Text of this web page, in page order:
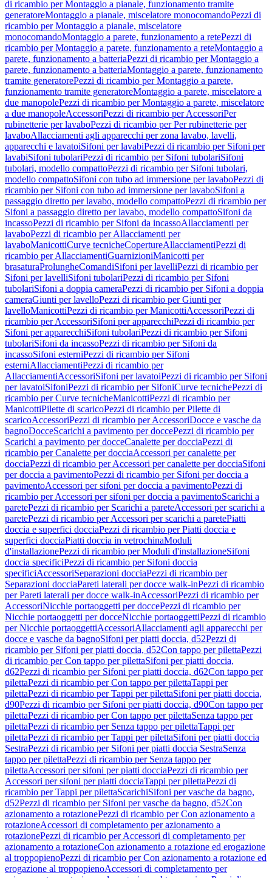
di ricambio per Montaggio a pianale, funzionamento tramite
generatoreMontaggio a pianale, miscelatore monocomandoPezzi di
ricambio per Montaggio a pianale, miscelatore
monocomandoMontaggio a parete, funzionamento a retePezzi di
ricambio per Montaggio a parete, funzionamento a reteMontaggio a
parete, funzionamento a batteriaPezzi di ricambio per Montaggio a
parete, funzionamento a batteriaMontaggio a parete, funzionamento
tramite generatorePezzi di ricambio per Montaggio a parete,
funzionamento tramite generatoreMontaggio a parete, miscelatore a
due manopolePezzi di ricambio per Montaggio a parete, miscelatore
a due manopoleAccessoriPezzi di ricambio per AccessoriPer
rubinetterie per lavaboPezzi di ricambio per Per rubinetterie per
lavaboAllacciamenti agli apparecchi per zona lavabo, lavelli,
apparecchi e lavatoiSifoni per lavabiPezzi di ricambio per Sifoni per
lavabiSifoni tubolariPezzi di ricambio per Sifoni tubolariSifoni
tubolari, modello compattoPezzi di ricambio per Sifoni tubolari,
modello compattoSifoni con tubo ad immersione per lavaboPezzi di
ricambio per Sifoni con tubo ad immersione per lavaboSifoni a
passaggio diretto per lavabo, modello compattoPezzi di ricambio per
Sifoni a passaggio diretto per lavabo, modello compattoSifoni da
incassoPezzi di ricambio per Sifoni da incassoAllacciamenti per
lavaboPezzi di ricambio per Allacciamenti per
lavaboManicottiCurve tecnicheCopertureAllacciamentiPezzi di
ricambio per AllacciamentiGuarnizioniManicotti per
brasaturaProlungheComandiSifoni per lavelliPezzi di ricambio per
Sifoni per lavelliSifoni tubolariPezzi di ricambio per Sifoni
tubolariSifoni a doppia cameraPezzi di ricambio per Sifoni a doppia
cameraGiunti per lavelloPezzi di ricambio per Giunti per
lavelloManicottiPezzi di ricambio per ManicottiAccessoriPezzi di
ricambio per AccessoriSifoni per apparecchiPezzi di ricambio per
Sifoni per apparecchiSifoni tubolariPezzi di ricambio per Sifoni
tubolariSifoni da incassoPezzi di ricambio per Sifoni da
incassoSifoni esterniPezzi di ricambio per Sifoni
esterniAllacciamentiPezzi di ricambio per
AllacciamentiAccessoriSifoni per lavatoiPezzi di ricambio per Sifoni
per lavatoiSifoniPezzi di ricambio per SifoniCurve tecnichePezzi di
ricambio per Curve tecnicheManicottiPezzi di ricambio per
ManicottiPilette di scaricoPezzi di ricambio per Pilette di
scaricoAccessoriPezzi di ricambio per AccessoriDocce e vasche da
bagnoDocceScarichi a pavimento per doccePezzi di ricambio per
Scarichi a pavimento per docceCanalette per docciaPezzi di
ricambio per Canalette per docciaAccessori per canalette per
docciaPezzi di ricambio per Accessori per canalette per docciaSifoni
per doccia a pavimentoPezzi di ricambio per Sifoni per doccia a
pavimentoAccessori per sifoni per doccia a pavimentoPezzi di
ricambio per Accessori per sifoni per doccia a pavimentoScarichi a
paretePezzi di ricambio per Scarichi a pareteAccessori per scarichi a
paretePezzi di ricambio per Accessori per scarichi a paretePiatti
doccia e superfici docciaPezzi di ricambio per Piatti doccia e
superfici docciaPiatti doccia in vetrochinaModuli
d'installazionePezzi di ricambio per Moduli d'installazioneSifoni
doccia specificiPezzi di ricambio per Sifoni doccia
specificiAccessoriSeparazioni docciaPezzi di ricambio per
Separazioni docciaPareti laterali per docce walk-inPezzi di ricambio
per Pareti laterali per docce walk-inAccessoriPezzi di ricambio per
AccessoriNicchie portaoggetti per doccePezzi di ricambio per
Nicchie portaoggetti per docceNicchie portaoggettiPezzi di ricambio
per Nicchie portaoggettiAccessoriAllacciamenti agli apparecchi per
docce e vasche da bagnoSifoni per piatti doccia, d52Pezzi di
ricambio per Sifoni per piatti doccia, d52Con tappo per pilettaPezzi
di ricambio per Con tappo per pilettaSifoni per piatti doccia,
d62Pezzi di ricambio per Sifoni per piatti doccia, d62Con tappo per
pilettaPezzi di ricambio per Con tappo per pilettaTappi per
pilettaPezzi di ricambio per Tappi per pilettaSifoni per piatti doccia,
d90Pezzi di ricambio per Sifoni per piatti doccia, d90Con tappo per
pilettaPezzi di ricambio per Con tappo per pilettaSenza tappo per
pilettaPezzi di ricambio per Senza tappo per pilettaTappi per
pilettaPezzi di ricambio per Tappi per pilettaSifoni per piatti doccia
SestraPezzi di ricambio per Sifoni per piatti doccia SestraSenza
tappo per pilettaPezzi di ricambio per Senza tappo per
pilettaAccessori per sifoni per piatti docciaPezzi di ricambio per
Accessori per sifoni per piatti docciaTappi per pilettaPezzi di
ricambio per Tappi per pilettaScarichiSifoni per vasche da bagno,
d52Pezzi di ricambio per Sifoni per vasche da bagno, d52Con
azionamento a rotazionePezzi di ricambio per Con azionamento a
rotazioneAccessori di completamento per azionamento a
rotazionePezzi di ricambio per Accessori di completamento per
azionamento a rotazioneCon azionamento a rotazione ed erogazione
al troppopienoPezzi di ricambio per Con azionamento a rotazione ed
erogazione al troppopienoAccessori di completamento per